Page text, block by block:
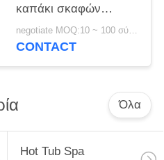
καπάκι σκαφών
μόνωσης μαύρο
στρογγυλό καυτό
negotiate MOQ:10 ~ 100 σύνολο
CONTACT
Όλα
Hot Tub Spa